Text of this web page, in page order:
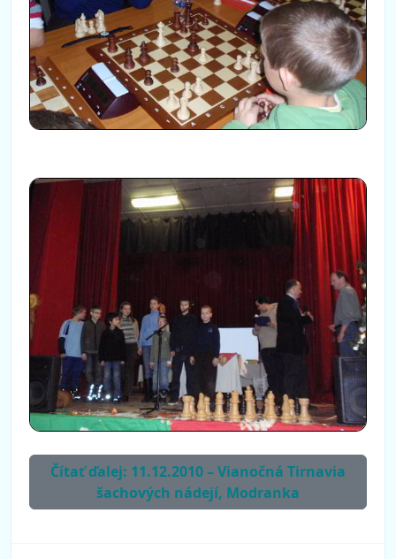
Čítať ďalej: 11.12.2010 – Vianočná Tirnavia
šachových nádejí, Modranka